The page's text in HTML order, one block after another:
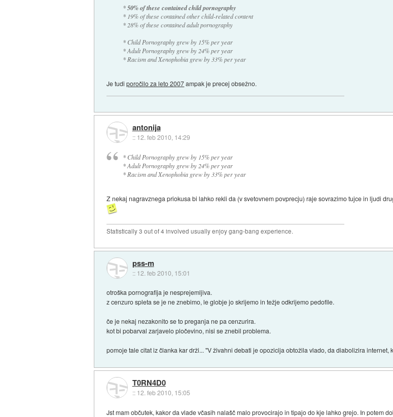
*50% of these contained child pornography
* 19% of these contained other child-related content
* 28% of these contained adult pornography
* Child Pornography grew by 15% per year
* Adult Pornography grew by 24% per year
* Racism and Xenophobia grew by 33% per year
Je tudiporočilo za leto 2007ampak je precej obsežno.
antonija
:: 12. feb 2010, 14:29
* Child Pornography grew by 15% per year
* Adult Pornography grew by 24% per year
* Racism and Xenophobia grew by 33% per year
Z nekaj nagravznega priokusa bi lahko rekli da (v svetovnem povprecju) raje sovrazimo tujce in ljudi
Statistically 3 out of 4 involved usually enjoy gang-bang experience.
pss-m
:: 12. feb 2010, 15:01
otroška pornografija je nesprejemljiva.
z cenzuro spleta se je ne znebimo, le globje jo skrijemo in težje odkrijemo pedofile.
če je nekaj nezakonito se to preganja ne pa cenzurira.
kot bi pobarval zarjavelo pločevino, nisi se znebil problema.
pomoje tale citat iz članka kar drži... "V živahni debati je opozicija obtožila vlado, da diabolizira
T0RN4D0
:: 12. feb 2010, 15:05
Jst mam občutek, kakor da vlade včasih nalašč malo provocirajo in tipajo do kje lahko grejo. In potem